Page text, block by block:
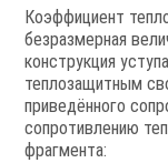
Коэффициент
безразмерная
конструкция
теплозащитным
приведённого
сопротивлению
фрагмента: